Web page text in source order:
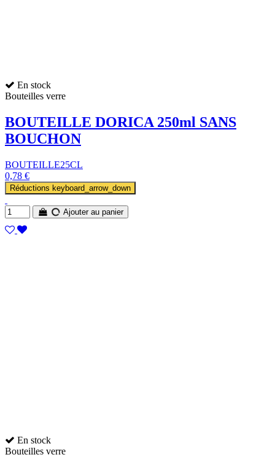
En stock
Bouteilles verre
BOUTEILLE DORICA 250ml SANS
BOUCHON
BOUTEILLE25CL
0,78 €
Réductions keyboard_arrow_down
Ajouter au panier
En stock
Bouteilles verre